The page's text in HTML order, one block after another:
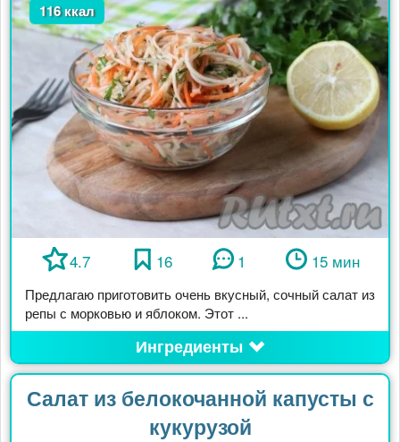
116 ккал
4.7 16 1 15 мин
Предлагаю приготовить очень вкусный, сочный салат из
репы с морковью и яблоком. Этот ...
Ингредиенты
Салат из белокочанной капусты с
кукурузой